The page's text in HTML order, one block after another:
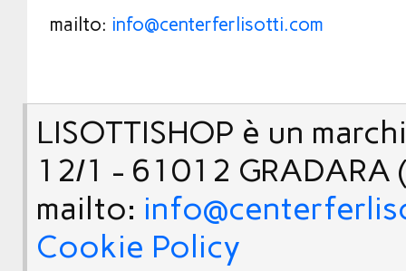
mailto: info@centerferlisotti.com
LISOTTISHOP è un
12/1 - 61012
mailto:
Cookie Policy